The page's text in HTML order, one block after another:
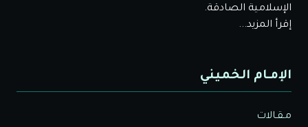
الإسلامية الصادقة.
إقرأ المزيد...
الإمـام الخميني
مـقـالات